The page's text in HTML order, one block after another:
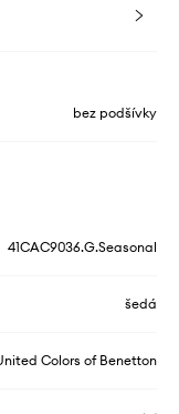
bez podšívky
41CAC9036.G.Seasonal
šedá
Colors of Benetton